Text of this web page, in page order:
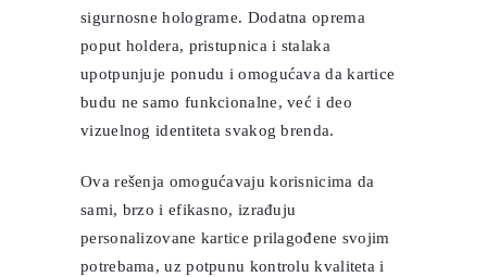
sigurnosne holograme. Dodatna oprema
poput holdera, pristupnica i stalaka
upotpunjuje ponudu i omogućava da kartice
budu ne samo funkcionalne, već i deo
vizuelnog identiteta svakog brenda.
Ova rešenja omogućavaju korisnicima da
sami, brzo i efikasno, izrađuju
personalizovane kartice prilagođene svojim
potrebama, uz potpunu kontrolu kvaliteta i